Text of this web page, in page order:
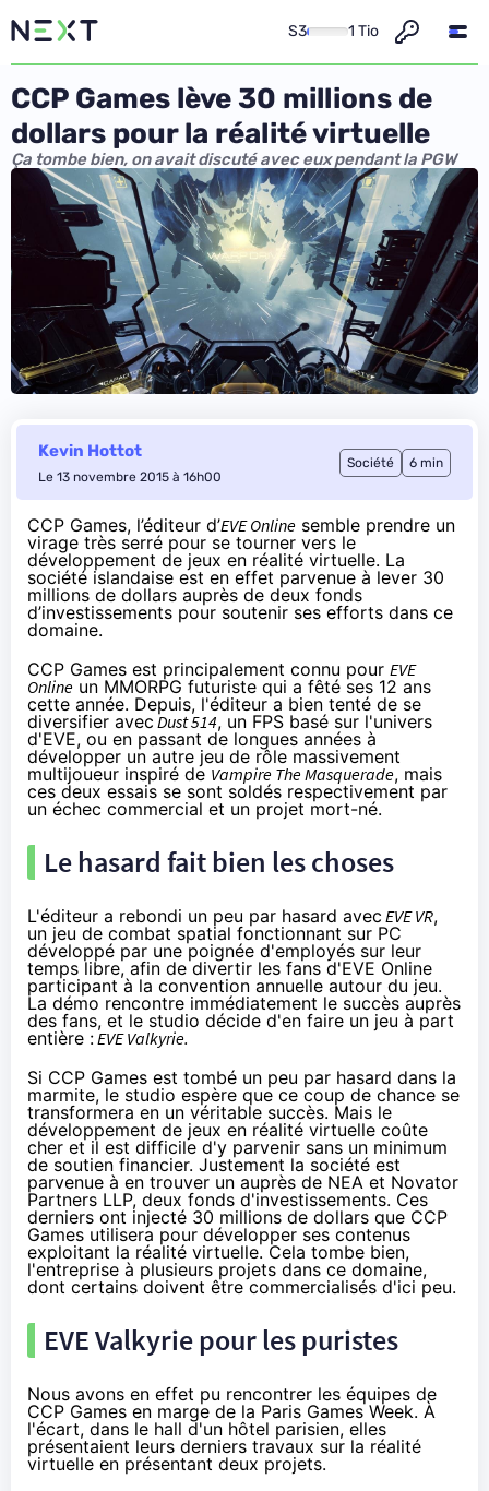
S3 1 Tio
CCP Games lève 30 millions de
dollars pour la réalité virtuelle
Ça tombe bien, on avait discuté avec eux pendant la PGW
Kevin Hottot
Le 13 novembre 2015 à 16h00
Société 6 min
CCP Games, l’éditeur d’EVE Online semble prendre un
virage très serré pour se tourner vers le
développement de jeux en réalité virtuelle. La
société islandaise est en effet parvenue à lever 30
millions de dollars auprès de deux fonds
d’investissements pour soutenir ses efforts dans ce
domaine.
CCP Games est principalement connu pour EVE
Online un MMORPG futuriste qui a fêté ses 12 ans
cette année. Depuis, l'éditeur a bien tenté de se
diversifier avec Dust 514, un FPS basé sur l'univers
d'EVE, ou en passant de longues années à
développer un autre jeu de rôle massivement
multijoueur inspiré de Vampire The Masquerade, mais
ces deux essais se sont soldés respectivement par
un échec commercial et un projet mort-né.
Le hasard fait bien les choses
L'éditeur a rebondi un peu par hasard avec EVE VR,
un jeu de combat spatial fonctionnant sur PC
développé par une poignée d'employés sur leur
temps libre, afin de divertir les fans d'EVE Online
participant à la convention annuelle autour du jeu.
La démo rencontre immédiatement le succès auprès
des fans, et le studio décide d'en faire un jeu à part
entière :EVE Valkyrie.
Si CCP Games est tombé un peu par hasard dans la
marmite, le studio espère que ce coup de chance se
transformera en un véritable succès. Mais le
développement de jeux en réalité virtuelle coûte
cher et il est difficile d'y parvenir sans un minimum
de soutien financier. Justement la société est
parvenue à en trouver un auprès de NEA et Novator
Partners LLP, deux fonds d'investissements. Ces
derniers ont injecté 30 millions de dollars que CCP
Games utilisera pour développer ses contenus
exploitant la réalité virtuelle. Cela tombe bien,
l'entreprise à plusieurs projets dans ce domaine,
dont certains doivent être commercialisés d'ici peu.
EVE Valkyrie pour les puristes
Nous avons en effet pu rencontrer les équipes de
CCP Games en marge de la Paris Games Week. À
l'écart, dans le hall d'un hôtel parisien, elles
présentaient leurs derniers travaux sur la réalité
virtuelle en présentant deux projets.